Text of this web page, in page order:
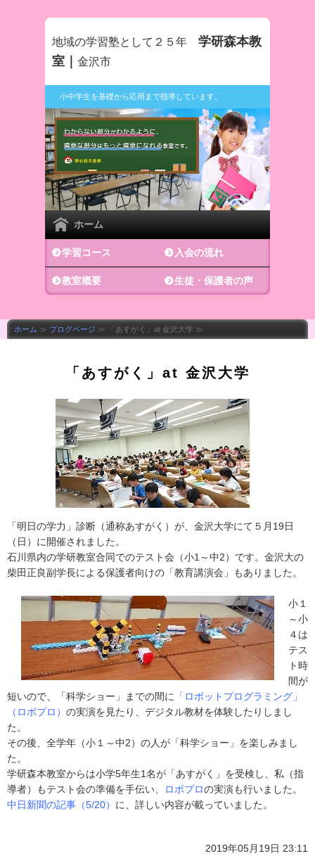
地域の学習塾として２５年 学研森本教
室｜ 金沢市
小中学生を基礎から応用まで指導しています。
ホーム
学習コース 入会の流れ
教室概要 生徒・保護者の声
ホーム ≫ ブログページ ≫ 「あすがく」at 金沢大学 ≫
「あすがく」at 金沢大学
「明日の学力」診断（通称あすがく）が、金沢大学にて５月19日
（日）に開催されました。
石川県内の学研教室合同でのテスト会（小1～中2）です。金沢大の
柴田正良副学長による保護者向けの「教育講演会」もありました。
小１
～小
４は
テス
ト時
間が
短いので、「科学ショー」までの間に
「ロボットプログラミング」
（ロボプロ） の実演を見たり、デジタル教材を体験したりしまし
た。
その後、全学年（小１～中2）の人が「科学ショー」を楽しみまし
た。
学研森本教室からは小学5年生1名が「あすがく」を受検し、私（指
導者）もテスト会の準備を手伝い、
ロボプロの実演も行いました。
中日新聞の記事（5/20） に、詳しい内容が載っていました。
2019年05月19日 23:11